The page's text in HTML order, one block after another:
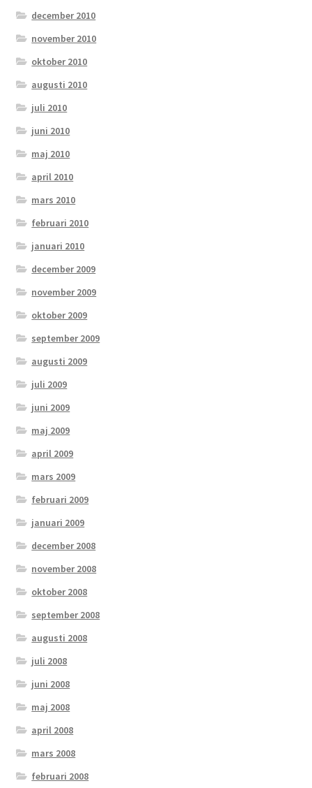
december 2010
november 2010
oktober 2010
augusti 2010
juli 2010
juni 2010
maj 2010
april 2010
mars 2010
februari 2010
januari 2010
december 2009
november 2009
oktober 2009
september 2009
augusti 2009
juli 2009
juni 2009
maj 2009
april 2009
mars 2009
februari 2009
januari 2009
december 2008
november 2008
oktober 2008
september 2008
augusti 2008
juli 2008
juni 2008
maj 2008
april 2008
mars 2008
februari 2008